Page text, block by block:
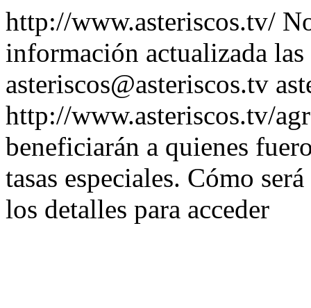
http://www.asteriscos.tv/
información actualizada las
asteriscos@asteriscos.tv
http://www.asteriscos.tv/
beneficiarán a quienes
tasas especiales. Cómo
los detalles para acceder